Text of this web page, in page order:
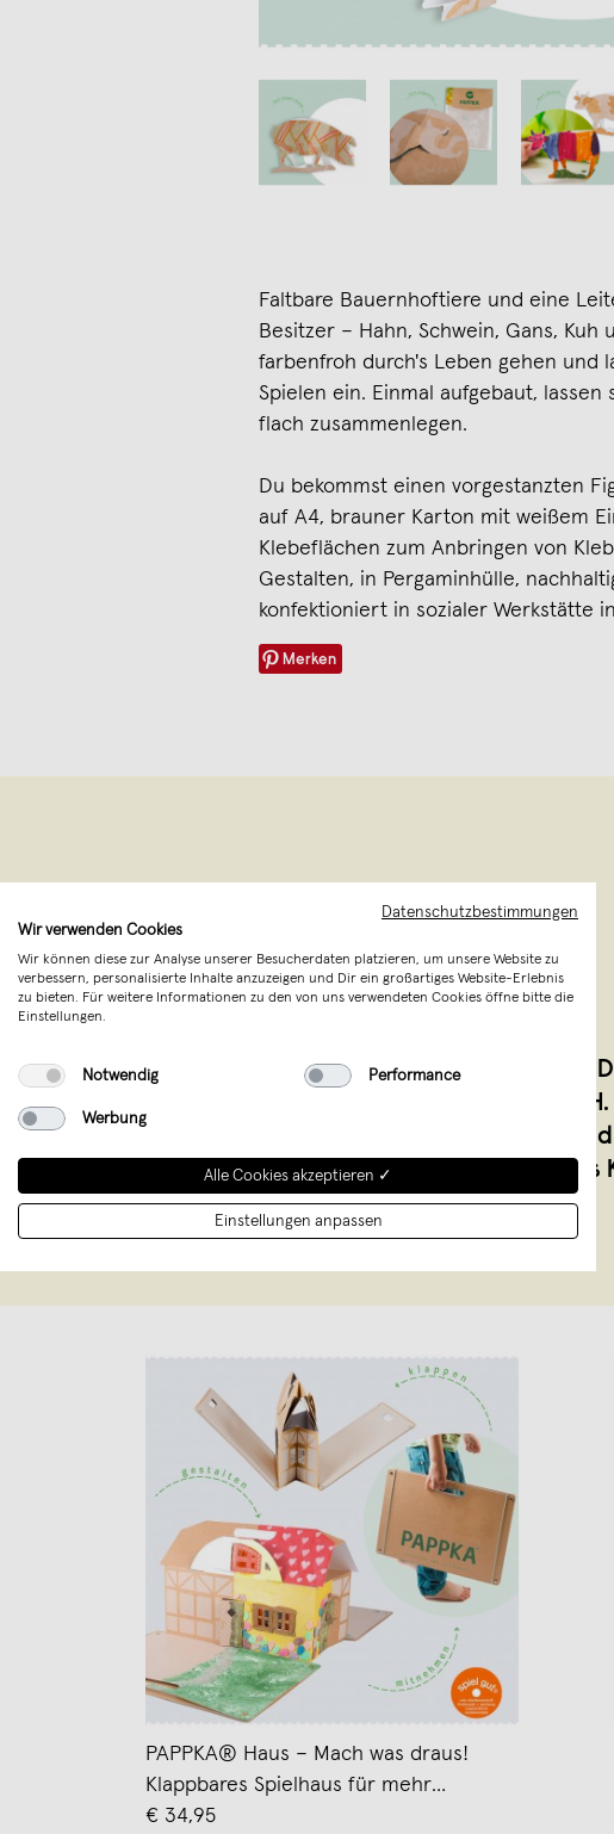
Faltbare Bauernhoftiere und eine
Besitzer – Hahn, Schwein, Gans, Kuh
farbenfroh durch's Leben gehen und
Spielen ein. Einmal aufgebaut,
flach zusammenlegen.
Du bekommst einen vorgestanzten
auf A4, brauner Karton mit weißem
Klebeflächen zum Anbringen von
Gestalten, in Pergaminhülle,
konfektioniert in sozialer Werkstätte
Merken
WER WIR
MuseKind®
mit viel Energie
PAPPKA® Haus – Mach was draus!
Klappbares Spielhaus für mehr
Kreativität und Platz im Kinderzimmer –
€ 34,95
Datenschutzbestimmungen
Wir verwenden Cookies
Wir können diese zur Analyse unserer Besucherdaten platzieren, um unsere Website zu
verbessern, personalisierte Inhalte anzuzeigen und Dir ein großartiges Website-Erlebnis
zu bieten. Für weitere Informationen zu den von uns verwendeten Cookies öffne bitte die
Einstellungen.
Notwendig Performance
Werbung
Alle Cookies akzeptieren ✓
Einstellungen anpassen